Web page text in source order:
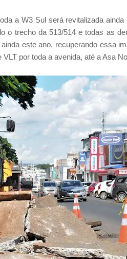
a W3 Sul será revitalizada
o trecho da 513/514 e todas as
este ano, recuperando essa
por toda a avenida, até a Asa